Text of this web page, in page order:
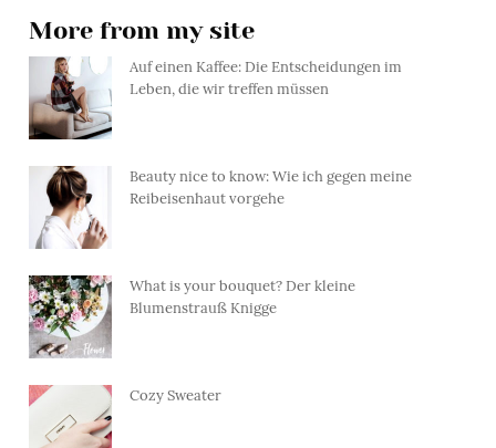
More from my site
Auf einen Kaffee: Die Entscheidungen im
Leben, die wir treffen müssen
Beauty nice to know: Wie ich gegen meine
Reibeisenhaut vorgehe
What is your bouquet? Der kleine
Blumenstrauß Knigge
Cozy Sweater